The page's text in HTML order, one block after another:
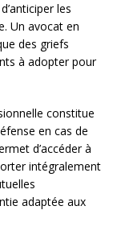
les
Un avocat en
des griefs
à adopter pour
constitue
en cas de
d’accéder à
intégralement
adaptée aux